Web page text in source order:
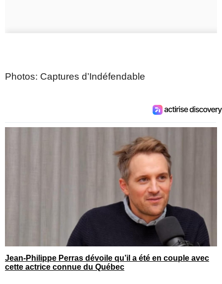
Photos: Captures d’Indéfendable
Jean-Philippe Perras dévoile qu’il a été en couple avec
cette actrice connue du Québec